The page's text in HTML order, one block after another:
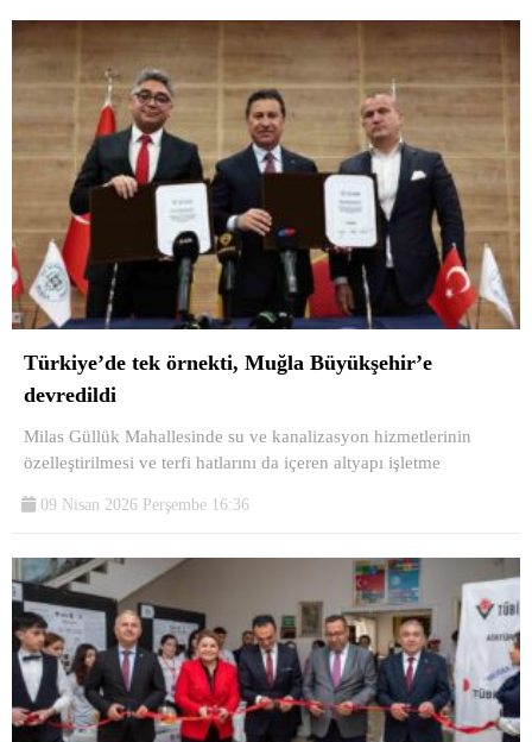
Türkiye’de tek örnekti, Muğla Büyükşehir’e
devredildi
Milas Güllük Mahallesinde su ve kanalizasyon hizmetlerinin
özelleştirilmesi ve terfi hatlarını da içeren altyapı işletme
09 Nisan 2026 Perşembe 16:36